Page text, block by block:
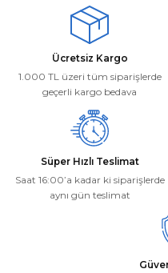
Ürün açıklamasında eksik
Ürün bilgilerinde hatalar
Ürün fiyatı diğer sitelerden
Bu ürüne benzer farklı
Mehmet Kayış | 17/02/2026
Deneyimini Paylaş
Ücretsiz Kargo
1.000 TL üzeri tüm siparişlerde
geçerli kargo bedava
Süper Hızlı Teslimat
Saat 16:00’a kadar ki siparişlerde
aynı gün teslimat